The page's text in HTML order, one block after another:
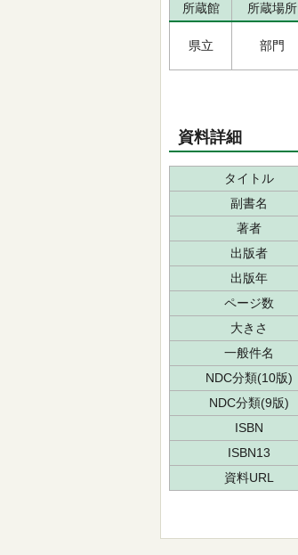
所蔵館 所蔵場所
県立 部門
資料詳細
タイトル
副書名
著者
出版者
出版年
ページ数
大きさ
一般件名
NDC分類(10版)
NDC分類(9版)
ISBN
ISBN13
資料URL